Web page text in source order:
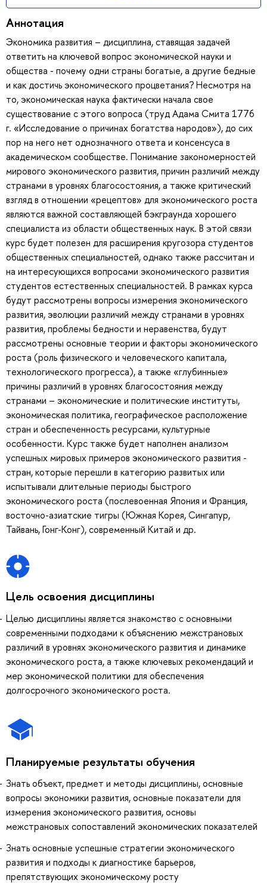
Аннотация
Экономика развития – дисциплина, ставящая задачей
ответить на ключевой вопрос экономической науки и
общества - почему одни страны богатые, а другие бедные
и как достичь экономического процветания? Несмотря на
то, экономическая наука фактически начала свое
существование с этого вопроса (труд Адама Смита 1776
г. «Исследование о причинах богатства народов»), до сих
пор на него нет однозначного ответа и консенсуса в
академическом сообществе. Понимание закономерностей
мирового экономического развития, причин различий между
странами в уровнях благосостояния, а также критический
взгляд в отношении «рецептов» для экономического роста
являются важной составляющей бэкграунда хорошего
специалиста из области общественных наук. В этой связи
курс будет полезен для расширения кругозора студентов
общественных специальностей, однако также рассчитан и
на интересующихся вопросами экономического развития
студентов естественных специальностей. В рамках курса
будут рассмотрены вопросы измерения экономического
развития, эволюции различий между странами в уровнях
развития, проблемы бедности и неравенства, будут
рассмотрены основные теории и факторы экономического
роста (роль физического и человеческого капитала,
технологического прогресса), а также «глубинные»
причины различий в уровнях благосостояния между
странами – экономические и политические институты,
экономическая политика, географическое расположение
стран и обеспеченность ресурсами, культурные
особенности. Курс также будет наполнен анализом
успешных мировых примеров экономического развития -
стран, которые перешли в категорию развитых или
испытывали длительные периоды быстрого
экономического роста (послевоенная Япония и Франция,
восточно-азиатские тигры (Южная Корея, Сингапур,
Тайвань, Гонг-Конг), современный Китай и др.
Цель освоения дисциплины
Целью дисциплины является знакомство с основными
современными подходами к объяснению межстрановых
различий в уровнях экономического развития и динамике
экономического роста, а также ключевых рекомендаций и
мер экономической политики для обеспечения
долгосрочного экономического роста.
Планируемые результаты обучения
Знать объект, предмет и методы дисциплины, основные
вопросы экономики развития, основные показатели для
измерения экономического развития, основы
межстрановых сопоставлений экономических показателей
Знать основные успешные стратегии экономического
развития и подходы к диагностике барьеров,
препятствующих экономическому росту